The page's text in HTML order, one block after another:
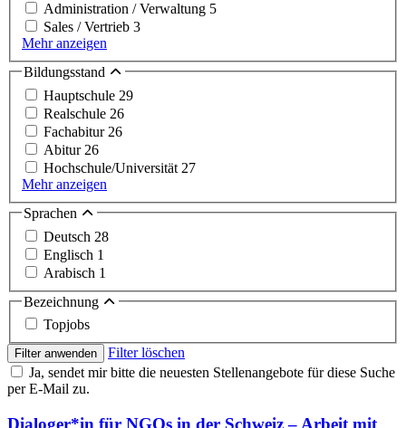
Administration / Verwaltung 5
Sales / Vertrieb 3
Mehr anzeigen
Bildungsstand
Hauptschule 29
Realschule 26
Fachabitur 26
Abitur 26
Hochschule/Universität 27
Mehr anzeigen
Sprachen
Deutsch 28
Englisch 1
Arabisch 1
Bezeichnung
Topjobs
Filter anwenden
Filter löschen
Ja, sendet mir bitte die neuesten Stellenangebote für diese Suche
per E-Mail zu.
Dialoger*in für NGOs in der Schweiz – Arbeit mit